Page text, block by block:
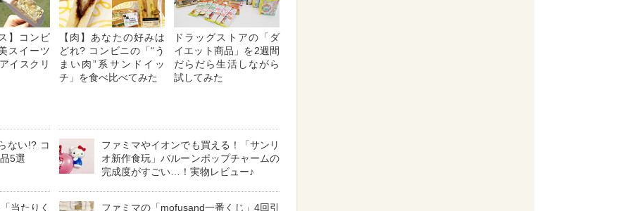
】コンビ
スイーツ
イスクリ
【肉】あなたの好みは
どれ? コンビニの「“う
まい肉”系サンドイッ
チ」を食べ比べてみた
ドラッグストアの「ダ
イエット商品」を2週間
だらだら生活しながら
試してみた
ない!? コ
5選
ファミマやイオンでも買える！「サンリ
オ新作食玩」バルーンポップチャームの
完成度がすごい…！実物レビュー♪
当たりく
ファミマの「mofusand一番くじ」4回引